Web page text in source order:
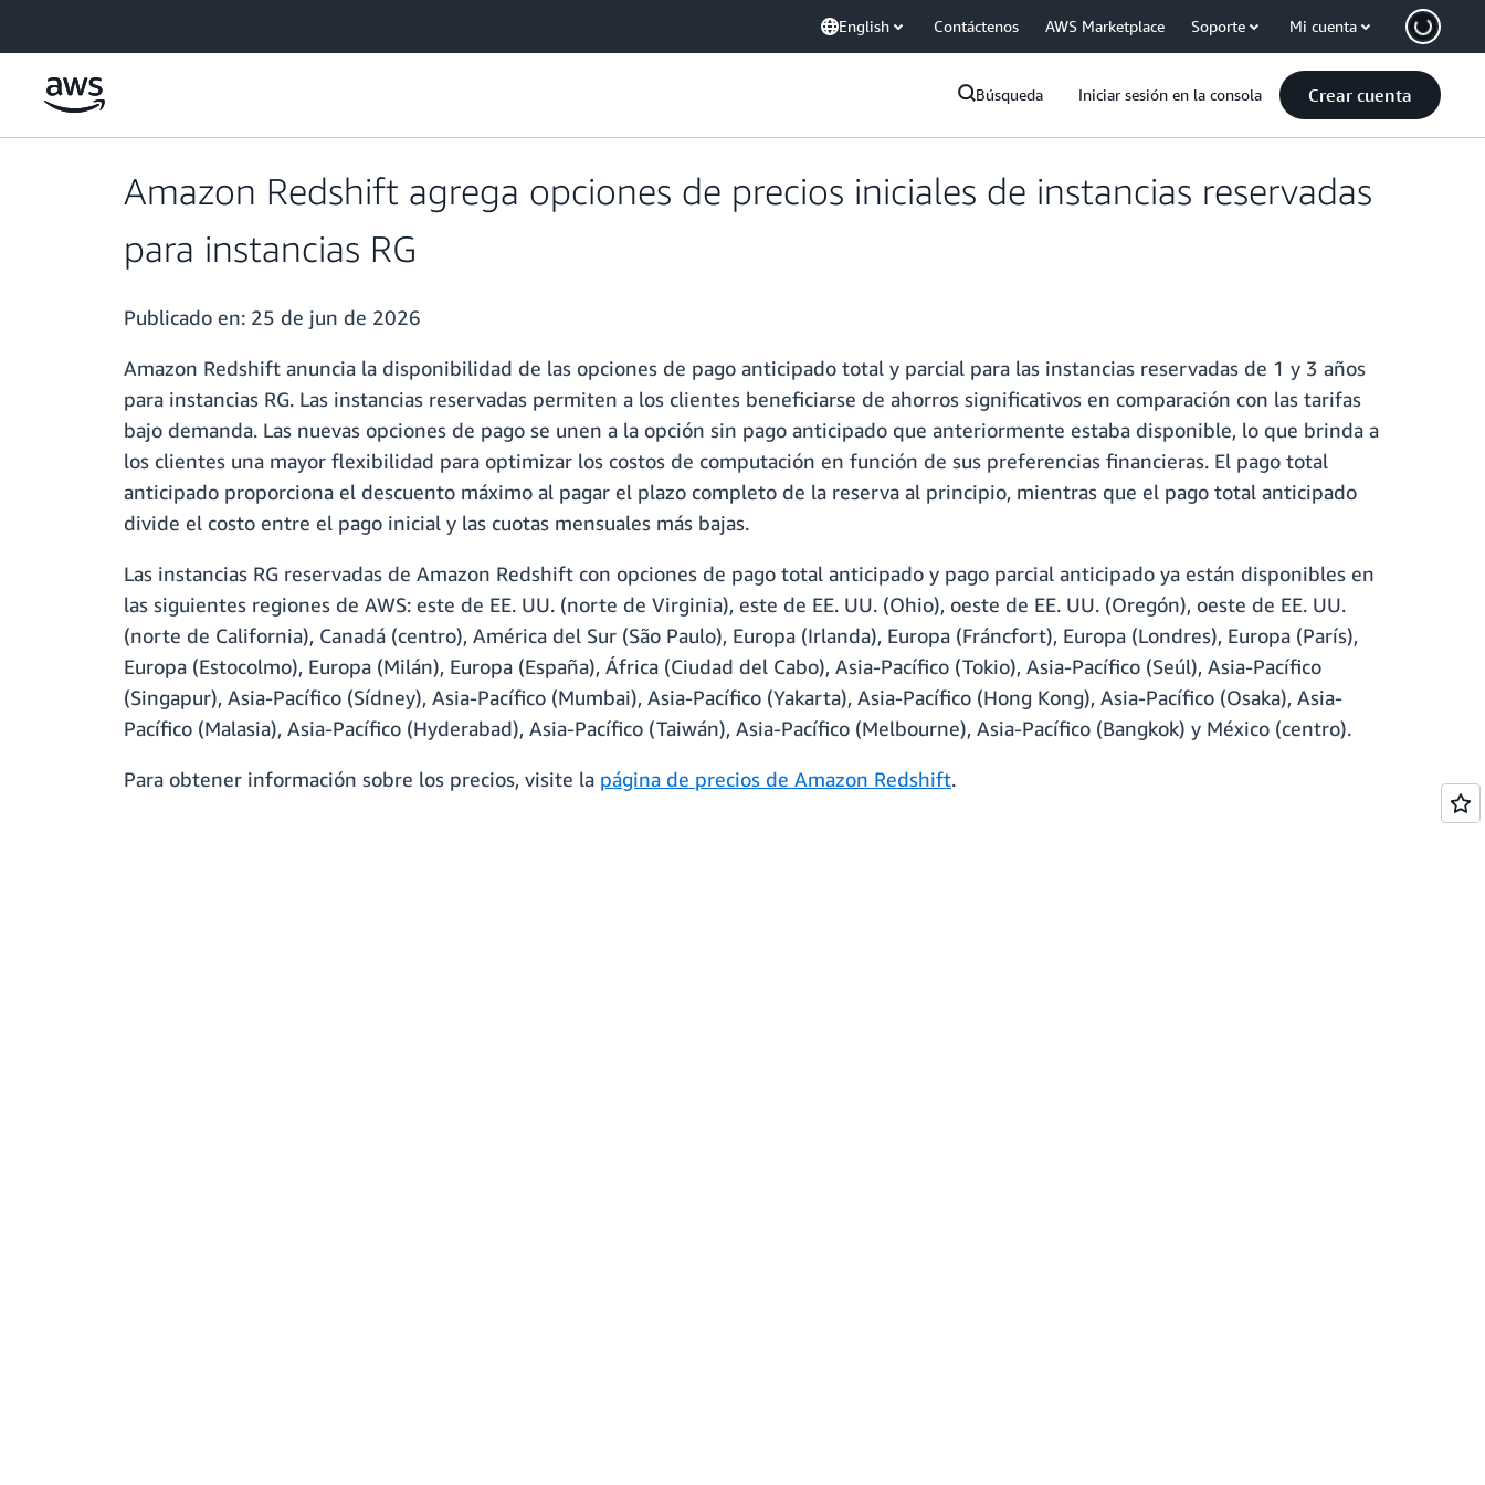
English Contáctenos AWS Marketplace Soporte Mi cuenta
Búsqueda Iniciar sesión en la consola Crear cuenta
Amazon Redshift agrega opciones de precios iniciales de instancias reservadas
para instancias RG
Publicado en: 25 de jun de 2026
Amazon Redshift anuncia la disponibilidad de las opciones de pago anticipado total y parcial para las instancias reservadas de 1 y 3 años
para instancias RG. Las instancias reservadas permiten a los clientes beneficiarse de ahorros significativos en comparación con las tarifas
bajo demanda. Las nuevas opciones de pago se unen a la opción sin pago anticipado que anteriormente estaba disponible, lo que brinda a
los clientes una mayor flexibilidad para optimizar los costos de computación en función de sus preferencias financieras. El pago total
anticipado proporciona el descuento máximo al pagar el plazo completo de la reserva al principio, mientras que el pago total anticipado
divide el costo entre el pago inicial y las cuotas mensuales más bajas.
Las instancias RG reservadas de Amazon Redshift con opciones de pago total anticipado y pago parcial anticipado ya están disponibles en
las siguientes regiones de AWS: este de EE. UU. (norte de Virginia), este de EE. UU. (Ohio), oeste de EE. UU. (Oregón), oeste de EE. UU.
(norte de California), Canadá (centro), América del Sur (São Paulo), Europa (Irlanda), Europa (Fráncfort), Europa (Londres), Europa (París),
Europa (Estocolmo), Europa (Milán), Europa (España), África (Ciudad del Cabo), Asia-Pacífico (Tokio), Asia-Pacífico (Seúl), Asia-Pacífico
(Singapur), Asia-Pacífico (Sídney), Asia-Pacífico (Mumbai), Asia-Pacífico (Yakarta), Asia-Pacífico (Hong Kong), Asia-Pacífico (Osaka), Asia-
Pacífico (Malasia), Asia-Pacífico (Hyderabad), Asia-Pacífico (Taiwán), Asia-Pacífico (Melbourne), Asia-Pacífico (Bangkok) y México (centro).
Para obtener información sobre los precios, visite la página de precios de Amazon Redshift.